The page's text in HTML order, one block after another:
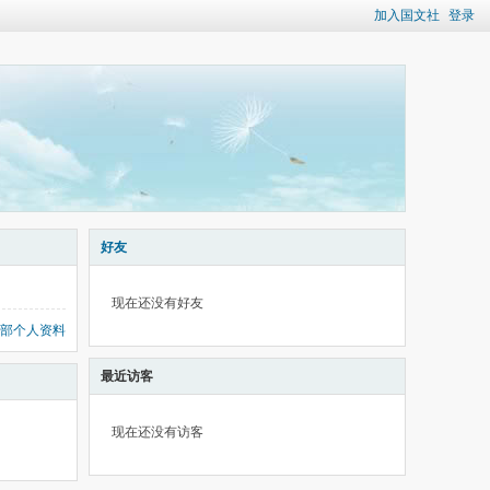
加入国文社 登录
个人资料
好友
现在还没有好友
最近访客
现在还没有访客